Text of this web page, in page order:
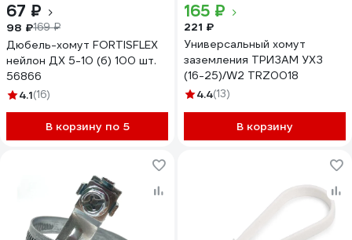
67 ₽
98 ₽169 ₽
Дюбель-хомут FORTISFLEX
нейлон ДХ 5-10 (б) 100 шт.
56866
4.1(16)
В корзину по 5
165 ₽
221 ₽
Универсальный хомут
заземления ТРИЗАМ УХЗ
(16-25)/W2 TRZ0018
4.4(13)
В корзину